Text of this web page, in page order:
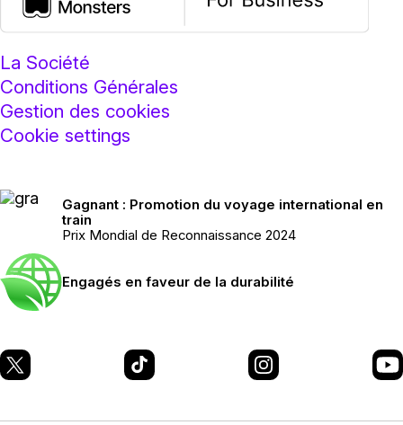
La Société
Conditions Générales
Gestion des cookies
Cookie settings
Gagnant : Promotion du voyage international en
train
Prix Mondial de Reconnaissance 2024
Engagés en faveur de la durabilité